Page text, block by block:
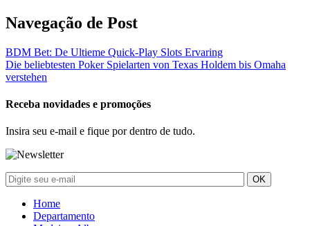
Navegação de Post
BDM Bet: De Ultieme Quick‑Play Slots Ervaring
Die beliebtesten Poker Spielarten von Texas Holdem bis Omaha
verstehen
Receba novidades e promoções
Insira seu e-mail e fique por dentro de tudo.
Home
Departamento